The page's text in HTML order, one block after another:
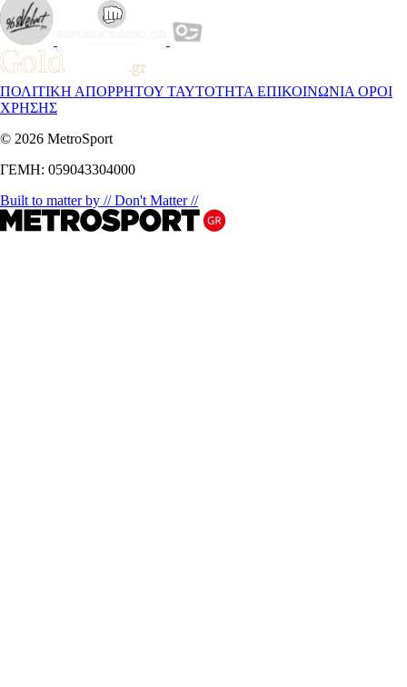
ΠΟΛΙΤΙΚΗ ΑΠΟΡΡΗΤΟΥ ΤΑΥΤΟΤΗΤΑ ΕΠΙΚΟΙΝΩΝΙΑ ΟΡΟΙ
ΧΡΗΣΗΣ
© 2026 MetroSport
ΓΕΜΗ: 059043304000
Built to matter by // Don't Matter //